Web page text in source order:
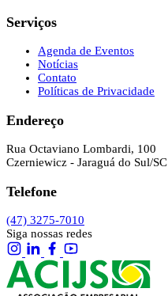
Serviços
Agenda de Eventos
Notícias
Contato
Políticas de Privacidade
Endereço
Rua Octaviano Lombardi, 100
Czerniewicz - Jaraguá do Sul/SC
Telefone
(47) 3275-7010
Siga nossas redes